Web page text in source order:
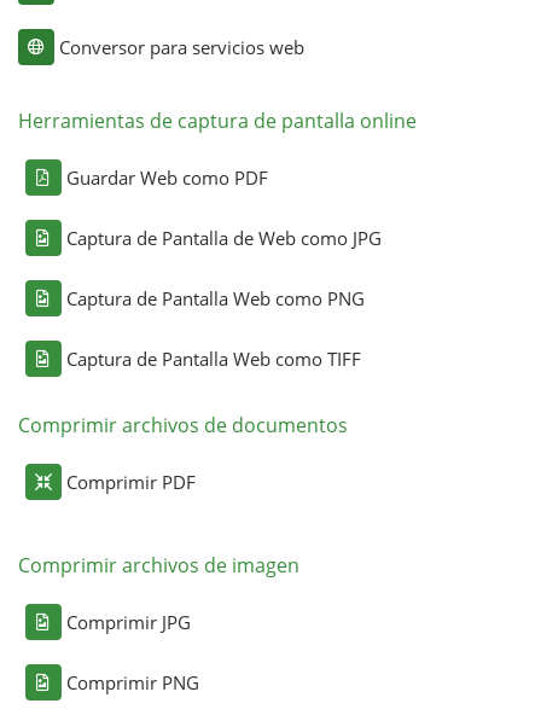
Conversor para servicios web
Herramientas de captura de pantalla online
Guardar Web como PDF
Captura de Pantalla de Web como JPG
Captura de Pantalla Web como PNG
Captura de Pantalla Web como TIFF
Comprimir archivos de documentos
Comprimir PDF
Comprimir archivos de imagen
Comprimir JPG
Comprimir PNG